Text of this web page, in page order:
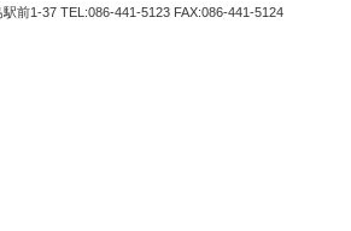
前1-37 TEL:086-441-5123 FAX:086-441-5124